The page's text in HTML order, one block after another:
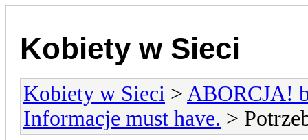
Kobiety w Sieci
Kobiety w Sieci > ABORCJA!
Informacje must have. >